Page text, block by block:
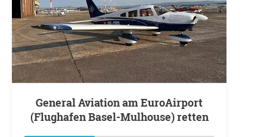
General Aviation am EuroAirport
(Flughafen Basel-Mulhouse) retten